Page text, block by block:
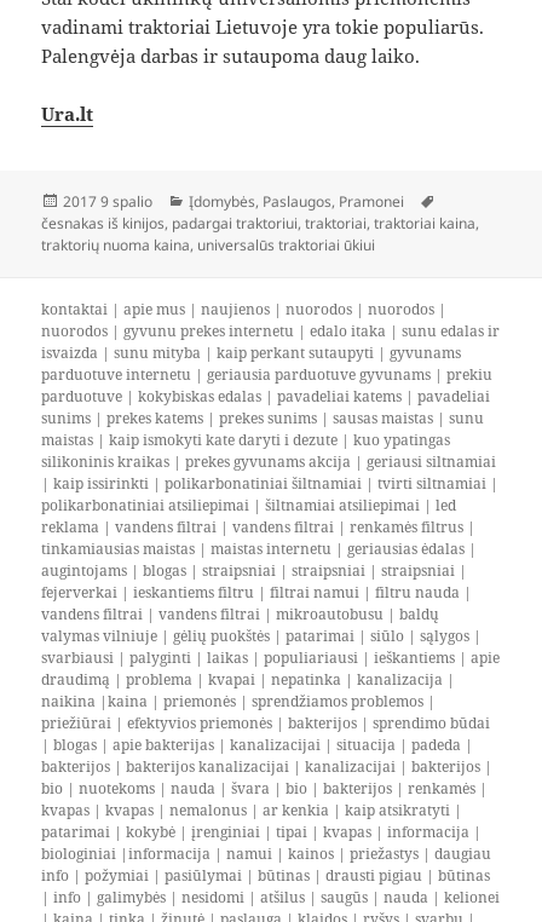
vadinami traktoriai Lietuvoje yra tokie populiarūs.
Palengvėja darbas ir sutaupoma daug laiko.
Ura.lt
Paskelbta
2017 9 spalio Kategorijos
Įdomybės, Paslaugos, Pramonei
česnakas iš kinijos, padargai traktoriui,traktoriai,traktoriai kaina,
traktorių nuoma kaina, universalūs traktoriai ūkiui
kontaktai |apie mus |naujienos |nuorodos |nuorodos |
nuorodos | gyvunu prekes internetu |edalo itaka |sunu edalas ir
isvaizda |sunu mityba |kaip perkant sutaupyti | gyvunams
parduotuve internetu | geriausia parduotuve gyvunams |prekiu
parduotuve |kokybiskas edalas |pavadeliai katems |pavadeliai
sunims |prekes katems |prekes sunims |sausas maistas |sunu
maistas |kaip ismokyti kate daryti i dezute |kuo ypatingas
silikoninis kraikas |prekes gyvunams akcija | geriausi siltnamiai
|kaip issirinkti |polikarbonatiniai šiltnamiai |tvirti siltnamiai |
polikarbonatiniai atsiliepimai |šiltnamiai atsiliepimai |led
reklama |vandens filtrai |vandens filtrai |renkamės filtrus |
tinkamiausias maistas |maistas internetu | geriausias ėdalas |
augintojams |blogas |straipsniai |straipsniai |straipsniai |
fejerverkai |ieskantiems filtru |filtrai namui |filtru nauda |
vandens filtrai |vandens filtrai |mikroautobusu |baldų
valymas vilniuje | gėlių puokštės |patarimai |siūlo |sąlygos |
svarbiausi |palyginti |laikas |populiariausi |ieškantiems |apie
draudimą |problema |kvapai |nepatinka |kanalizacija |
naikina |kaina |priemonės |sprendžiamos problemos |
priežiūrai |efektyvios priemonės |bakterijos |sprendimo būdai
|blogas |apie bakterijas |kanalizacijai |situacija |padeda |
bakterijos |bakterijos kanalizacijai |kanalizacijai |bakterijos |
bio |nuotekoms |nauda |švara |bio |bakterijos |renkamės |
kvapas |kvapas |nemalonus |ar kenkia |kaip atsikratyti |
patarimai |kokybė |įrenginiai |tipai |kvapas |informacija |
biologiniai |informacija |namui |kainos |priežastys |daugiau
info |požymiai |pasiūlymai |būtinas |drausti pigiau |būtinas
|info | galimybės |nesidomi |atšilus |saugūs |nauda |kelionei